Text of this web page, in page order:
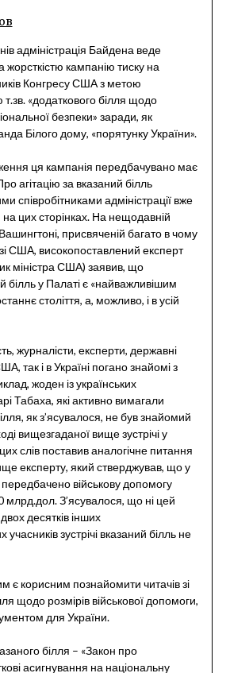
адміністрація Байдена веде
жорсткістю кампанію тиску на
Конгресу США з метою
«додаткового білля щодо
безпеки» заради, як
Білого дому, «порятунку України».
ця кампанія передбачувано має
агітацію за вказаний білль
співробітниками адміністрації вже
цих сторінках. На нещодавній
Вашингтоні, присвяченій багато в чому
США, високопоставлений експерт
міністра США) заявив, що
білль у Палаті є «найважливішим
століття, а, можливо, і в усій
журналісти, експерти, державні
так і в Україні погано знайомі з
жоден із українських
Табаха, які активно вимагали
як з’ясувалося, не був знайомий
вищезгаданої вище зустрічі у
слів поставив аналогічне питання
експерту, який стверджував, що у
передбачено військову допомогу
млрд.дол. З’ясувалося, що ні цей
десятків інших
зустрічі вказаний білль не
є корисним познайомити читачів зі
щодо розмірів військової допомоги,
для України.
білля – «Закон про
асигнування на національну